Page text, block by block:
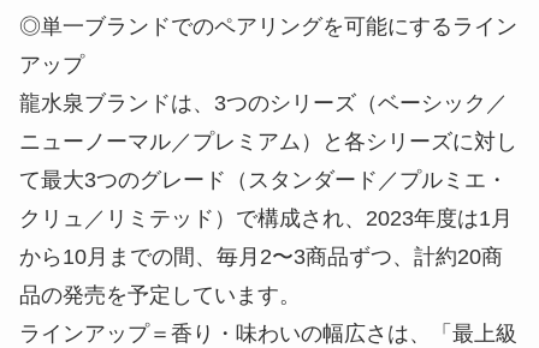
◎単一ブランドでのペアリングを可能にするライン
アップ
龍水泉ブランドは、3つのシリーズ（ベーシック／
ニューノーマル／プレミアム）と各シリーズに対し
て最大3つのグレード（スタンダード／プルミエ・
クリュ／リミテッド）で構成され、2023年度は1月
から10月までの間、毎月2〜3商品ずつ、計約20商
品の発売を予定しています。
ラインアップ＝香り・味わいの幅広さは、「最上級